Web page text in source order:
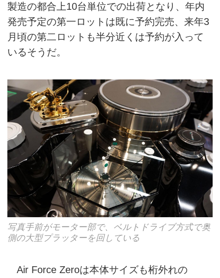
製造の都合上10台単位での出荷となり、年内
発売予定の第一ロットは既に予約完売、来年3
月頃の第二ロットも半分近くは予約が入って
いるそうだ。
写真手前がモーター部で、ベルトドライブ方式で奥
側の大型プラッターを回している
Air Force Zeroは本体サイズも桁外れの